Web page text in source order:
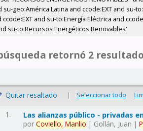
geo:América Latina and ccode:EXT and su-
and su-to:Energía Eléctrica and
su-to:Recursos Energéticos Renovables'
retornó 2
Quitar resaltado | Seleccionar todo
1. Las alianzas público - privadas
porCoviello, Manlio | Gollán, Juan |